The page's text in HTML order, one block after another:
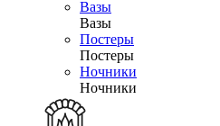
Вазы
Вазы
Постеры
Постеры
Ночники
Ночники